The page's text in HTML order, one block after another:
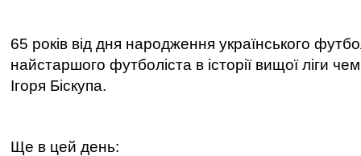
65 років від дня народження українського
найстаршого футболіста в історії вищої ліги
Ігоря Біскупа.
Ще в цей день: